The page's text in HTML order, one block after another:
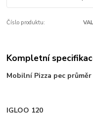
Číslo produktu:
Kompletní
Mobilní Pizza pec průměr
IGLOO 120